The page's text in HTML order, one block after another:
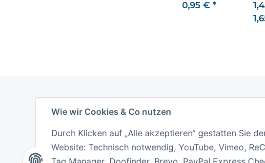
Wie wir Cookies & Co nutzen
Durch Klicken auf „Alle akzeptieren“ gestatten Sie
Website: Technisch notwendig, YouTube, Vimeo,
0,95 € *
Wir über uns